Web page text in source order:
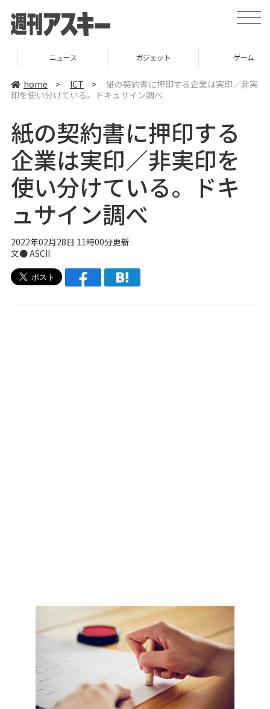
t
o
e
v
ニュース ガジェット ゲーム
home > ICT >
紙の契約書に押印する企業は実印／非実
印を使い分けている。ドキュサイン調べ
紙の契約書に押印する
企業は実印／非実印を
使い分けている。ドキ
ュサイン調べ
2022年02月28日 11時00分更新
文● ASCII